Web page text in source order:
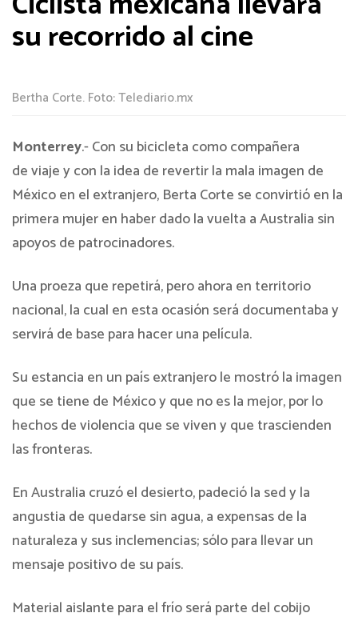
su recorrido al cine
Bertha Corte. Foto: Telediario.mx
Monterrey.- Con su bicicleta como compañera
de viaje y con la idea de revertir la mala imagen de
México en el extranjero, Berta Corte se convirtió en la
primera mujer en haber dado la vuelta a Australia sin
apoyos de patrocinadores.
Una proeza que repetirá, pero ahora en territorio
nacional, la cual en esta ocasión será documentaba y
servirá de base para hacer una película.
Su estancia en un país extranjero le mostró la imagen
que se tiene de México y que no es la mejor, por lo
hechos de violencia que se viven y que trascienden
las fronteras.
En Australia cruzó el desierto, padeció la sed y la
angustia de quedarse sin agua, a expensas de la
naturaleza y sus inclemencias; sólo para llevar un
mensaje positivo de su país.
Material aislante para el frío será parte del cobijo